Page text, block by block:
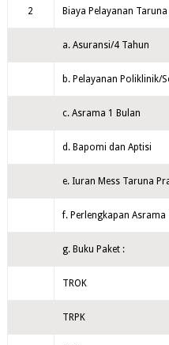
2 Biaya Pelayanan Taruna
a. Asuransi/4 Tahun
b. Pelayanan Poliklinik/
c. Asrama 1 Bulan
d. Bapomi dan Aptisi
e. Iuran Mess Taruna
f. Perlengkapan Asrama
g. Buku Paket :
TROK
TRPK